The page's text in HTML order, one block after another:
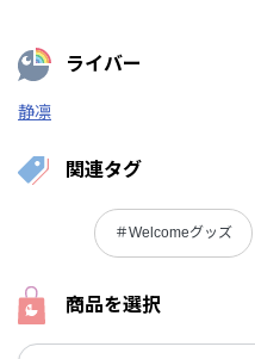
ライバー
静凛
関連タグ
＃Welcomeグッズ
商品を選択